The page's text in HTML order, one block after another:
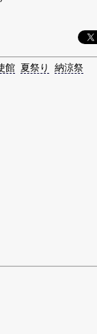
館 夏祭り 納涼祭